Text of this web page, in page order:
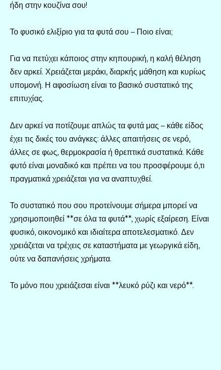
ήδη στην κουζίνα σου!
Το φυσικό ελιξίριο για τα φυτά σου – Ποιο είναι;
Για να πετύχει κάποιος στην κηπουρική, η καλή θέληση
δεν αρκεί. Χρειάζεται μεράκι, διαρκής μάθηση και κυρίως
υπομονή. Η αφοσίωση είναι το βασικό συστατικό της
επιτυχίας.
Δεν αρκεί να ποτίζουμε απλώς τα φυτά μας – κάθε είδος
έχει τις δικές του ανάγκες: άλλες απαιτήσεις σε νερό,
άλλες σε φως, θερμοκρασία ή θρεπτικά συστατικά. Κάθε
φυτό είναι μοναδικό και πρέπει να του προσφέρουμε ό,τι
πραγματικά χρειάζεται για να αναπτυχθεί.
Το συστατικό που σου προτείνουμε σήμερα μπορεί να
χρησιμοποιηθεί **σε όλα τα φυτά**, χωρίς εξαίρεση. Είναι
φυσικό, οικονομικό και ιδιαίτερα αποτελεσματικό. Δεν
χρειάζεται να τρέχεις σε καταστήματα με γεωργικά είδη,
ούτε να δαπανήσεις χρήματα.
Το μόνο που χρειάζεσαι είναι **λευκό ρύζι και νερό**.